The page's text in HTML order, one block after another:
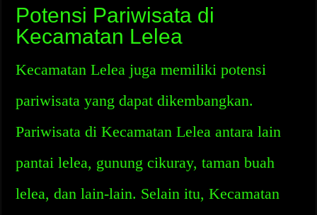
Potensi Pariwisata di
Kecamatan Lelea
Kecamatan Lelea juga memiliki potensi
pariwisata yang dapat dikembangkan.
Pariwisata di Kecamatan Lelea antara lain
pantai lelea, gunung cikuray, taman buah
lelea, dan lain-lain. Selain itu, Kecamatan